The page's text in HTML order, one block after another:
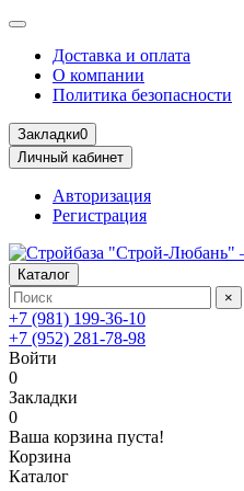
Доставка и оплата
О компании
Политика безопасности
Закладки0
Личный кабинет
Авторизация
Регистрация
Каталог
×
+7 (981) 199-36-10
+7 (952) 281-78-98
Войти
0
Закладки
0
Ваша корзина пуста!
Корзина
Каталог